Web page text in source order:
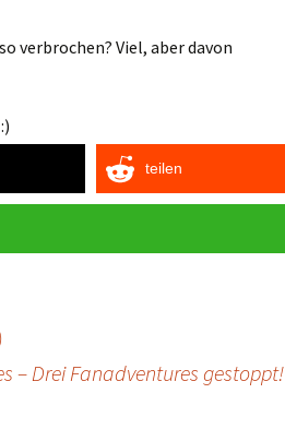
verbrochen? Viel, aber davon
teilen
– Drei Fanadventures gestoppt!